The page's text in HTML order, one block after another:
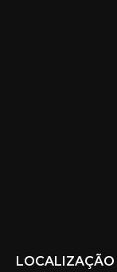
LOCALIZAÇÃO